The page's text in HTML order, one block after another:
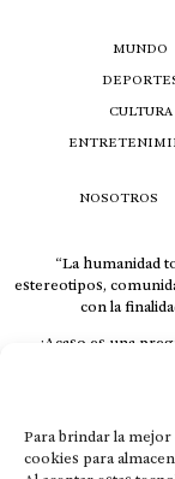
Para brindar la
cookies para
MUNDO
CULTURA
NOSOTROS
“La humanidad
estereotipos,
con la
¿Acaso es una
respuesta al
velocidad suficiente
El concepto de
que surgen en